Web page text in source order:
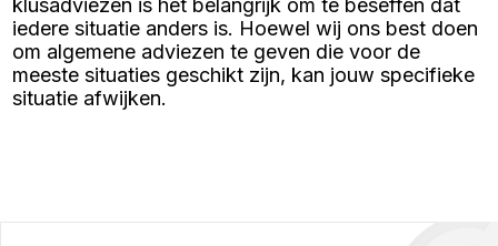
en de Woodies Ultimate
schroeven draagkist met 2100
schroeven. Zo kun jij de beste
keuze maken voor jouw
klusproject.
iedere situatie anders is. Hoewel wij ons best doen
om algemene adviezen te geven die voor de
meeste situaties geschikt zijn, kan jouw specifieke
situatie afwijken.